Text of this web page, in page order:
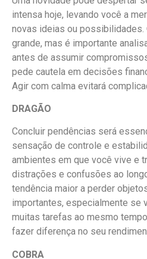
intensa hoje, levando você a
novas ideias ou possibilidades.
grande, mas é importante
antes de assumir
pede cautela em decisões
Agir com calma evitará
DRAGÃO
Concluir pendências será
sensação de controle e
ambientes em que você vive e
distrações e confusões ao
tendência maior a perder
importantes, especialmente se
muitas tarefas ao mesmo
fazer diferença no seu
COBRA